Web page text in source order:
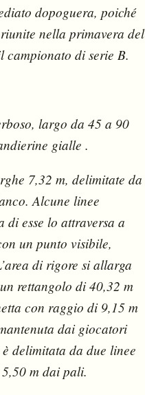
dopoguera, poiché
nella primavera del
campionato di serie B.
largo da 45 a 90
gialle .
7,32 m, delimitate da
Alcune linee
esse lo attraversa a
un punto visibile,
di rigore si allarga
rettangolo di 40,32 m
con raggio di 9,15 m
dai giocatori
delimitata da due linee
m dai pali.